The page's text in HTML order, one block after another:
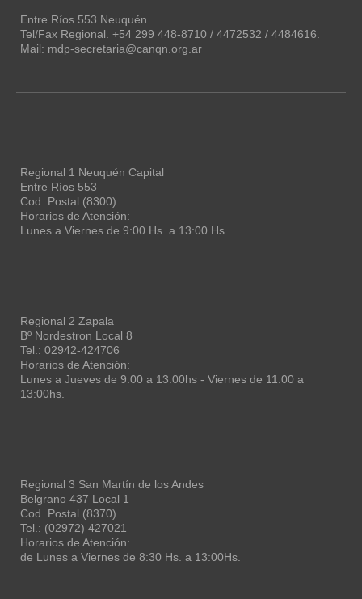
Entre Ríos 553 Neuquén.
Tel/Fax Regional. +54 299 448-8710 / 4472532 / 4484616.
Mail: mdp-secretaria@canqn.org.ar
Regional 1 Neuquén Capital
Entre Ríos 553
Cod. Postal (8300)
Horarios de Atención:
Lunes a Viernes de 9:00 Hs. a 13:00 Hs
Regional 2 Zapala
Bº Nordestron Local 8
Tel.: 02942-424706
Horarios de Atención:
Lunes a Jueves de 9:00 a 13:00hs - Viernes de 11:00 a
13:00hs.
Regional 3 San Martín de los Andes
Belgrano 437 Local 1
Cod. Postal (8370)
Tel.: (02972) 427021
Horarios de Atención:
de Lunes a Viernes de 8:30 Hs. a 13:00Hs.